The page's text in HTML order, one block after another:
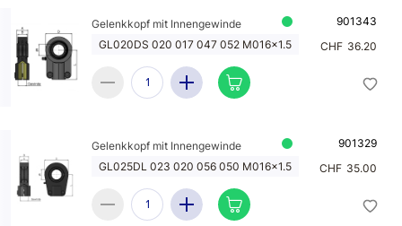
Gelenkkopf mit Innengewinde
901343
GL020DS 020 017 047 052 M016x1.5
CHF 36.20
Gelenkkopf mit Innengewinde
901329
GL025DL 023 020 056 050 M016x1.5
CHF 35.00